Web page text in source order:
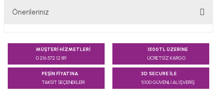
Önerileriniz
konularda yetersiz gördüğünüz noktaları öneri formunu
kullanarak tarafımıza iletebilirsiniz.
Ürün resmi kalitesiz, bozuk veya görüntülenemiyor.
MÜŞTERİ HİZMETLERİ
0 216 572 12 89
1500TL ÜZERİNE
ÜCRETSİZ KARGO
PEŞİN FİYATINA
TAKSİT SEÇENEKLERİ
3D SECURE İLE
%100 GÜVENLİ ALIŞVERİŞ